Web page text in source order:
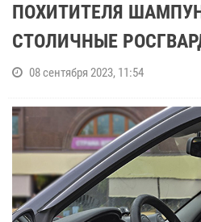
ПОХИТИТЕЛЯ
СТОЛИЧНЫЕ
08 сентября 2023, 11:54